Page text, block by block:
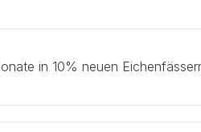
in 10% neuen